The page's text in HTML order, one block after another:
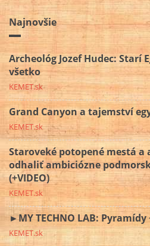
Najnovšie
Archeológ Jozef Hudec: Starí
všetko
KEMET.sk
Grand Canyon a tajemství
KEMET.sk
Staroveké potopené mestá
odhaliť ambiciózne
(+VIDEO)
KEMET.sk
►MY TECHNO LAB: Pyramídy
KEMET.sk